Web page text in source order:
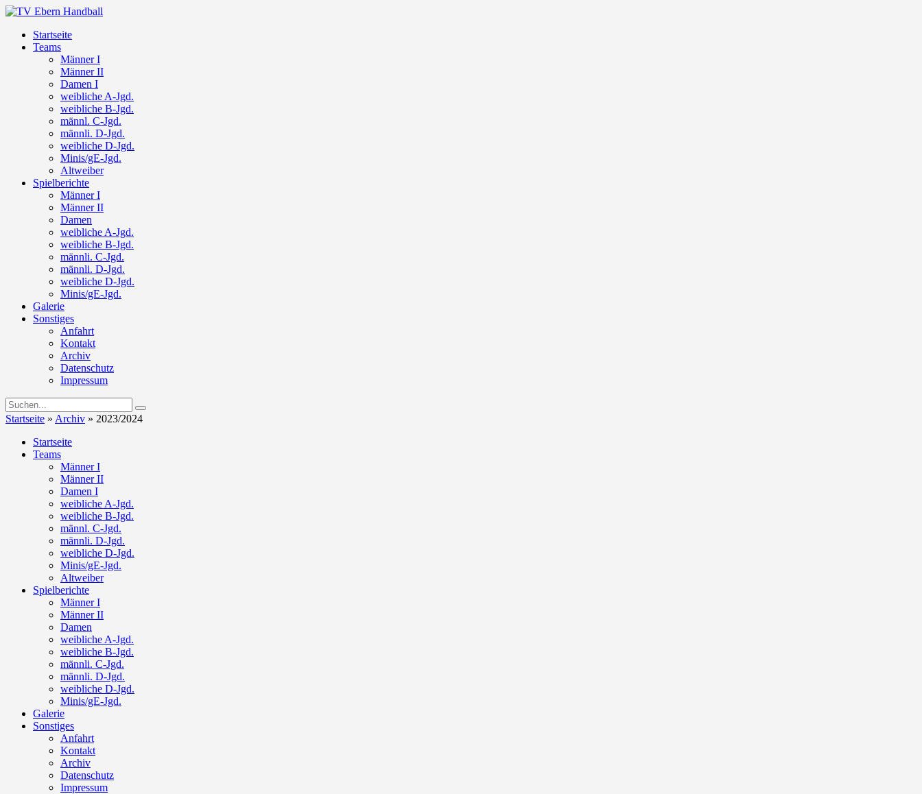
Startseite
Teams
Männer I
Männer II
Damen I
weibliche A-Jgd.
weibliche B-Jgd.
männl. C-Jgd.
männli. D-Jgd.
weibliche D-Jgd.
Minis/gE-Jgd.
Altweiber
Spielberichte
Männer I
Männer II
Damen
weibliche A-Jgd.
weibliche B-Jgd.
männli. C-Jgd.
männli. D-Jgd.
weibliche D-Jgd.
Minis/gE-Jgd.
Galerie
Sonstiges
Anfahrt
Kontakt
Archiv
Datenschutz
Impressum
Startseite » Archiv » 2023/2024
Startseite
Teams
Männer I
Männer II
Damen I
weibliche A-Jgd.
weibliche B-Jgd.
männl. C-Jgd.
männli. D-Jgd.
weibliche D-Jgd.
Minis/gE-Jgd.
Altweiber
Spielberichte
Männer I
Männer II
Damen
weibliche A-Jgd.
weibliche B-Jgd.
männli. C-Jgd.
männli. D-Jgd.
weibliche D-Jgd.
Minis/gE-Jgd.
Galerie
Sonstiges
Anfahrt
Kontakt
Archiv
Datenschutz
Impressum